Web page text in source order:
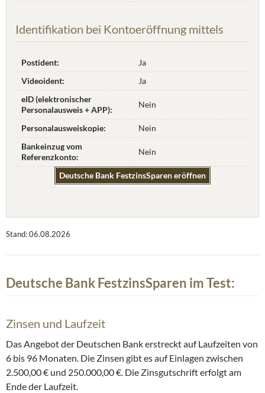
Identifikation bei Kontoeröffnung mittels
Postident:
Ja
Videoident:
Ja
eID (elektronischer
Personalausweis + APP):
Nein
Personalausweiskopie:
Nein
Bankeinzug vom
Referenzkonto:
Nein
Deutsche Bank FestzinsSparen eröffnen
Stand: 06.08.2026
Deutsche Bank FestzinsSparen im Test:
Zinsen und Laufzeit
Das Angebot der Deutschen Bank erstreckt auf Laufzeiten von
6 bis 96 Monaten. Die Zinsen gibt es auf Einlagen zwischen
2.500,00 € und 250.000,00 €. Die Zinsgutschrift erfolgt am
Ende der Laufzeit.